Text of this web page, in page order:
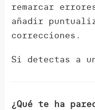
remarcar
añadir
correcciones.
Si detectas a
¿Qué te ha